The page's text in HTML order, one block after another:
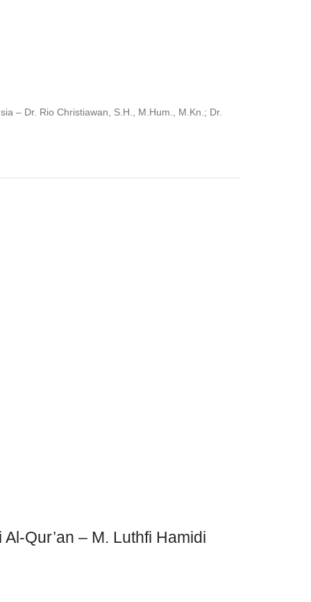
– Dr. Rio Christiawan, S.H., M.Hum., M.Kn.; Dr.
Qur’an – M. Luthfi Hamidi